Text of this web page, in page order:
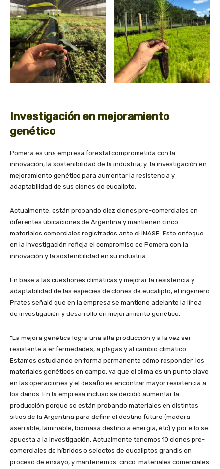
Investigación en mejoramiento
genético
Pomera es una empresa forestal comprometida con la
innovación, la sostenibilidad de la industria, y la investigación en
mejoramiento genético para aumentar la resistencia y
adaptabilidad de sus clones de eucalipto.
Actualmente, están probando diez clones pre-comerciales en
diferentes ubicaciones de Argentina y mantienen cinco
materiales comerciales registrados ante el INASE. Este enfoque
en la investigación refleja el compromiso de Pomera con la
innovación y la sostenibilidad en su industria.
En base a las cuestiones climáticas y mejorar la resistencia y
adaptabilidad de las especies de clones de eucalipto, el ingeniero
Prates señaló que en la empresa se mantiene adelante la línea
de investigación y desarrollo en mejoramiento genético.
“La mejora genética logra una alta producción y a la vez ser
resistente a enfermedades, a plagas y al cambio climático.
Estamos estudiando en forma permanente cómo responden los
materiales genéticos en campo, ya que el clima es un punto clave
en las operaciones y el desafío es encontrar mayor resistencia a
los daños. En la empresa incluso se decidió aumentar la
producción porque se están probando materiales en distintos
sitios de la Argentina para definir el destino futuro (madera
aserrable, laminable, biomasa destino a energía, étc) y por ello se
apuesta a la investigación. Actualmente tenemos 10 clones pre-
comerciales de híbridos o selectos de eucaliptos grandis en
proceso de ensayo, y mantenemos cinco materiales comerciales